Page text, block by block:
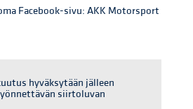
Facebook-sivu: AKK Motorsport
hyväksytään jälleen
siirtoluvan